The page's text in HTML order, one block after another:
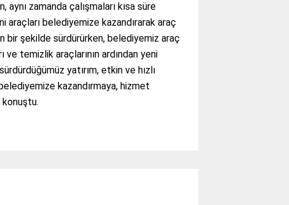
zamanda çalışmaları kısa süre
araçları belediyemize kazandırarak araç
bir şekilde sürdürürken, belediyemiz araç
temizlik araçlarının ardından yeni
yatırım, etkin ve hızlı
kazandırmaya, hizmet
konuştu.